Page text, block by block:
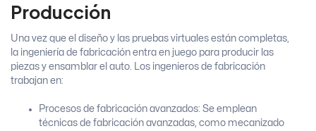
Producción
Una vez que el diseño y las pruebas virtuales están completas,
la ingeniería de fabricación entra en juego para producir las
piezas y ensamblar el auto. Los ingenieros de fabricación
trabajan en:
Procesos de fabricación avanzados: Se emplean
técnicas de fabricación avanzadas, como mecanizado